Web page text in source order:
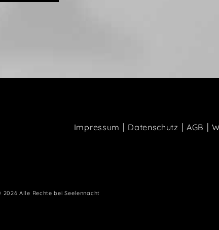
Impressum | Datenschutz | AGB |
2026 Alle Rechte bei Seelennacht